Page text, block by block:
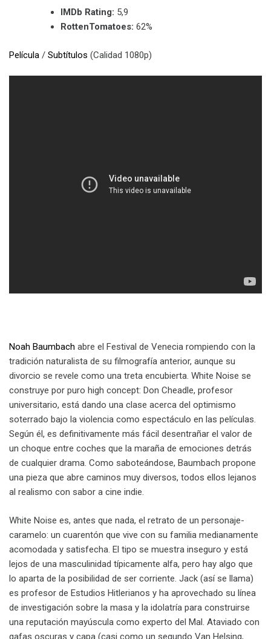
IMDb Rating: 5,9
RottenTomatoes: 62%
Película / Subtítulos (Calidad 1080p)
Noah Baumbach abre el Festival de Venecia rompiendo con la
tradición naturalista de su filmografía anterior, aunque su
divorcio se revele como una treta encubierta. White Noise se
construye por puro high concept: Don Cheadle, profesor
universitario, está dando una clase acerca del optimismo
soterrado bajo la violencia como espectáculo en las películas.
Según él, es definitivamente más fácil desentrañar el valor de
un choque entre coches que la maraña de emociones detrás
de cualquier drama. Como saboteándose, Baumbach propone
una pieza que abre caminos muy diversos, todos ellos lejanos
al realismo con sabor a cine indie.
White Noise es, antes que nada, el retrato de un personaje-
caramelo: un cuarentón que vive con su familia medianamente
acomodada y satisfecha. El tipo se muestra inseguro y está
lejos de una masculinidad típicamente alfa, pero hay algo que
lo aparta de la posibilidad de ser corriente. Jack (así se llama)
es profesor de Estudios Hitlerianos y ha aprovechado su línea
de investigación sobre la masa y la idolatría para construirse
una reputación mayúscula como experto del Mal. Ataviado con
gafas oscuras y capa (casi como un segundo Van Helsing,